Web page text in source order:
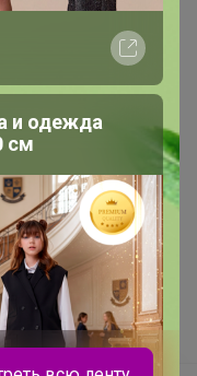
изображений
чисел
и одежда
см